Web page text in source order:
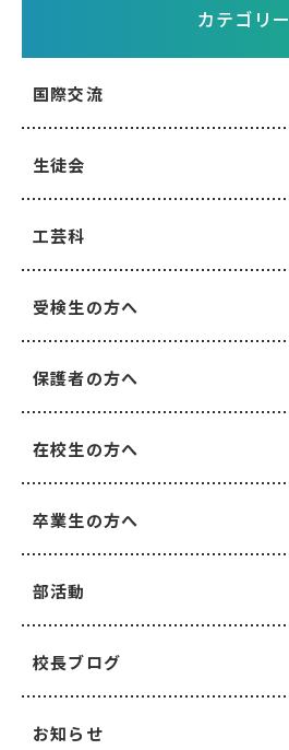
カテゴリー
国際交流
生徒会
工芸科
受検生の方へ
保護者の方へ
在校生の方へ
卒業生の方へ
部活動
校長ブログ
お知らせ